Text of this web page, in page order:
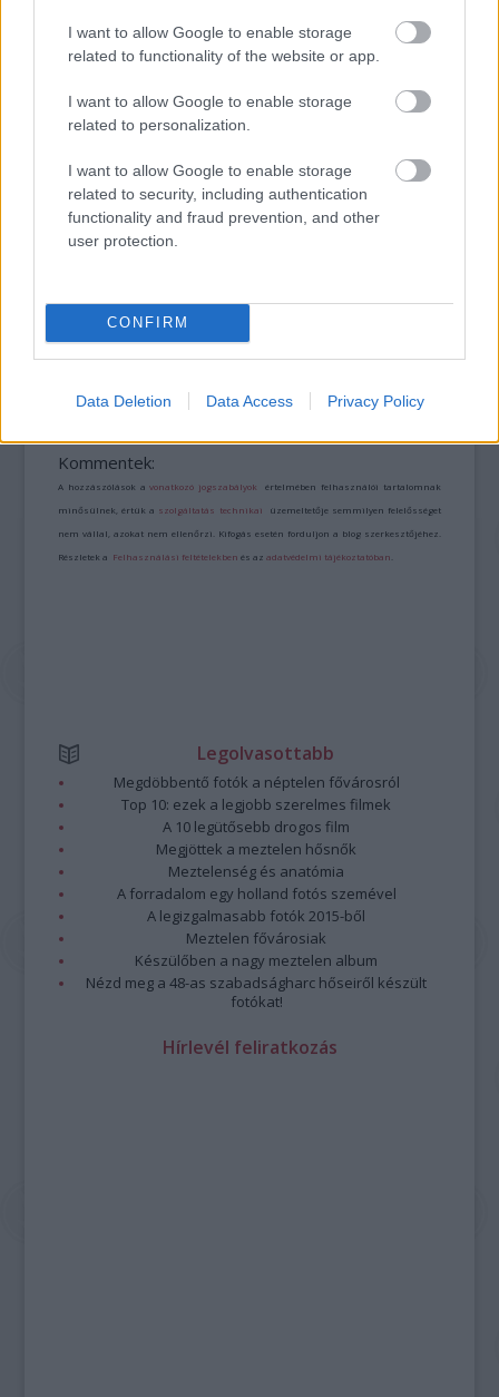
I want to allow Google to enable storage
related to functionality of the website or app.
I want to allow Google to enable storage
related to personalization.
I want to allow Google to enable storage
related to security, including authentication
functionality and fraud prevention, and other
user protection.
CONFIRM
Data Deletion Data Access Privacy Policy
VECSEI H. MIKLÓS A ZSÁMBÉKI NYÁRI
Kommentek:
A hozzászólások avonatkozó jogszabályok értelmében felhasználói tartalomnak
minősülnek, értük a szolgáltatás technikai üzemeltetője semmilyen felelősséget
nem vállal, azokat nem ellenőrzi. Kifogás esetén forduljon a blog szerkesztőjéhez.
Részletek a Felhasználási feltételekben és azadatvédelmi tájékoztatóban
Legolvasottabb
Megdöbbentő fotók a néptelen fővárosról
Top 10: ezek a legjobb szerelmes filmek
A 10 legütősebb drogos film
Megjöttek a meztelen hősnők
Meztelenség és anatómia
A forradalom egy holland fotós szemével
A legizgalmasabb fotók 2015-ből
Meztelen fővárosiak
Készülőben a nagy meztelen album
Nézd meg a 48-as szabadságharc hőseiről készült
fotókat!
Hírlevél feliratkozás